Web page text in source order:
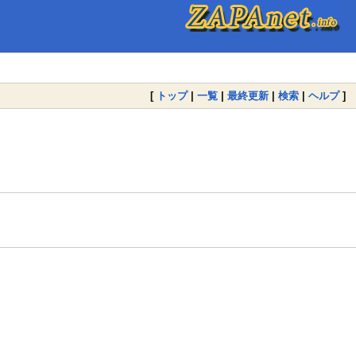
[ トップ| 一覧 | 最終更新 | 検索 | ヘルプ]